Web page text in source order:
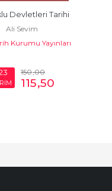
Devletleri Tarihi
Ali Sevim
Kurumu Yayınları
150,00
115,50